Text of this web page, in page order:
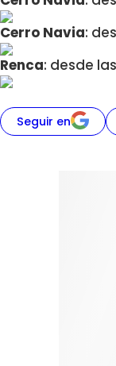
Cerro Navia:
Renca: desde
Seguir en